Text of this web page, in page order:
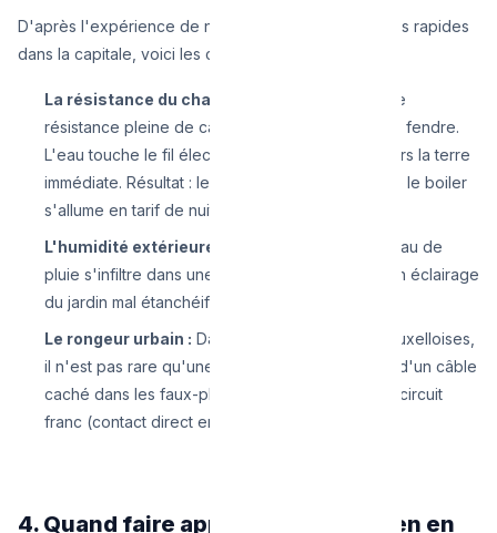
D'après l'expérience de nos équipes d'interventions rapides
dans la capitale, voici les coupables habituels :
La résistance du chauffe-eau ou du four :
Une
résistance pleine de calcaire ou usée finit par se fendre.
L'eau touche le fil électrique, créant une fuite vers la terre
immédiate. Résultat : le différentiel saute dès que le boiler
s'allume en tarif de nuit.
L'humidité extérieure :
Surtout en automne. L'eau de
pluie s'infiltre dans une prise de la terrasse ou un éclairage
du jardin mal étanchéifié.
Le rongeur urbain : Dans les vieilles bâtisses bruxelloises,
il n'est pas rare qu'une souris ait rongé la gaine d'un câble
caché dans les faux-plafonds, causant un court-circuit
franc (contact direct entre la phase et le neutre).
4. Quand faire appel à un électricien en